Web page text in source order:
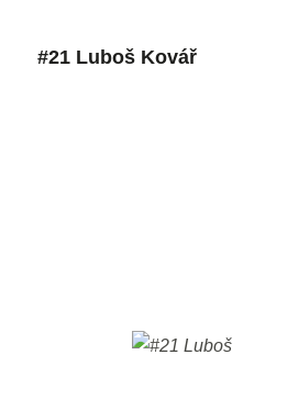
#21 Luboš Kovář